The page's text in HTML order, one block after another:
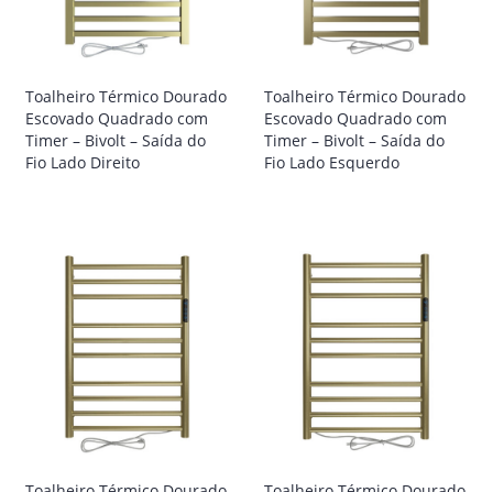
Toalheiro Térmico Dourado
Escovado Quadrado com
Timer – Bivolt – Saída do
Fio Lado Direito
Toalheiro Térmico Dourado
Escovado Quadrado com
Timer – Bivolt – Saída do
Fio Lado Esquerdo